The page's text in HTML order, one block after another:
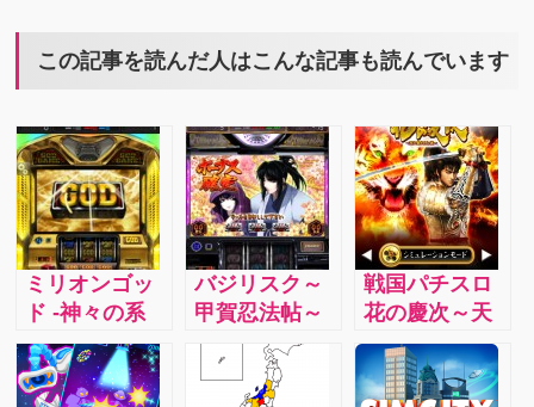
この記事を読んだ人はこんな記事も読んでいます
ミリオンゴッ
ド -神々の系
譜- ZEUS
ver.：おもい
っきりスロッ
バジリスク～
甲賀忍法帖～
Ⅱ：和風だか
ら、わりと静
かにプレイで
戦国パチスロ
花の慶次～天
に愛されし漢
～：再現性が
高く、きれい